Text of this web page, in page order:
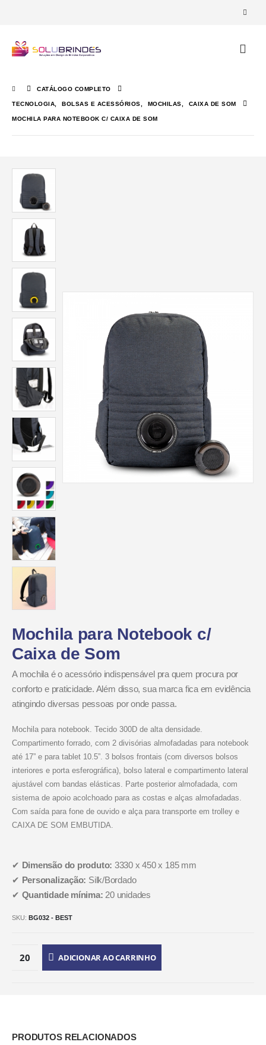
CATÁLOGO COMPLETO
TECNOLOGIA BOLSAS E ACESSÓRIOS MOCHILAS CAIXA DE SOM
MOCHILA PARA NOTEBOOK C/ CAIXA DE SOM
Mochila para Notebook c/
Caixa de Som
A mochila é o acessório indispensável pra quem procura por
conforto e praticidade. Além disso, sua marca fica em evidência
atingindo diversas pessoas por onde passa.
Mochila para notebook. Tecido 300D de alta densidade.
Compartimento forrado, com 2 divisórias almofadadas para notebook
até 17” e para tablet 10.5”. 3 bolsos frontais (com diversos bolsos
interiores e porta esferográfica), bolso lateral e compartimento lateral
ajustável com bandas elásticas. Parte posterior almofadada, com
sistema de apoio acolchoado para as costas e alças almofadadas.
Com saída para fone de ouvido e alça para transporte em trolley e
CAIXA DE SOM EMBUTIDA.
✔ Dimensão do produto: 3330 x 450 x 185 mm
✔ Personalização: Silk/Bordado
✔ Quantidade mínima: 20 unidades
SKU: BG032 - BEST
ADICIONAR AO CARRINHO
PRODUTOS RELACIONADOS